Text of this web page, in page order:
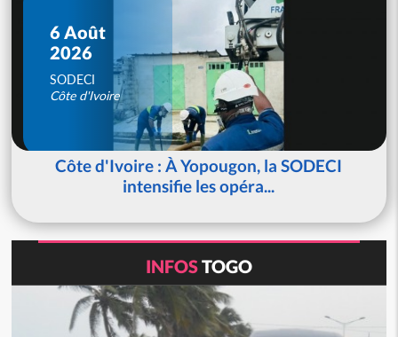
6 Août
2026
SODECI
Côte d'Ivoire
Côte d'Ivoire : À Yopougon, la SODECI
intensifie les opéra...
INFOSTOGO